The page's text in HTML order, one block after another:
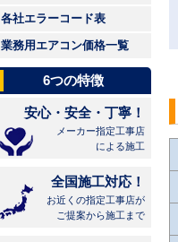
各社エラーコード表
業務用エアコン価格一覧
6つの特徴
安心・安全・丁寧！
メーカー指定工事店
による施工
全国施工対応！
お近くの指定工事店が
ご提案から施工まで